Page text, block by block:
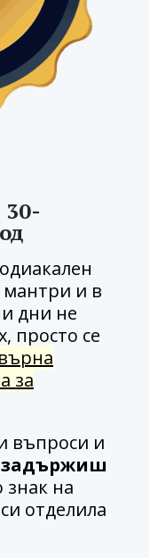
и в
дни не
просто се
за
въпроси и
задържиш
знак на
отделила